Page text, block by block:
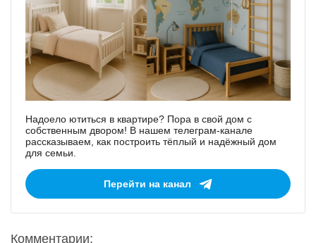
Надоело ютиться в квартире? Пора в свой дом с
собственным двором! В нашем телеграм-канале
рассказываем, как построить тёплый и надёжный дом
для семьи.
Перейти на канал
Комментарии: